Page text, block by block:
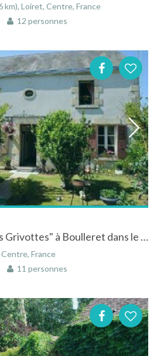
km), Loiret, Centre, France
12 personnes
Chambre d'hôtes "des Grivottes" à Boulleret dans le Cher dans le Centre entre deux vignobles réputés
France
11 personnes